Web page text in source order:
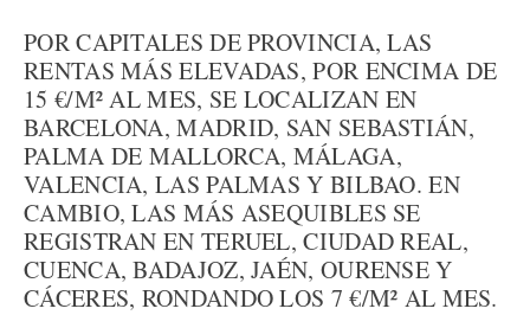
POR CAPITALES DE PROVINCIA, LAS
RENTAS MÁS ELEVADAS, POR ENCIMA DE
15 €/M² AL MES, SE LOCALIZAN EN
BARCELONA, MADRID, SAN SEBASTIÁN,
PALMA DE MALLORCA, MÁLAGA,
VALENCIA, LAS PALMAS Y BILBAO. EN
CAMBIO, LAS MÁS ASEQUIBLES SE
REGISTRAN EN TERUEL, CIUDAD REAL,
CUENCA, BADAJOZ, JAÉN, OURENSE Y
CÁCERES, RONDANDO LOS 7 €/M² AL MES.